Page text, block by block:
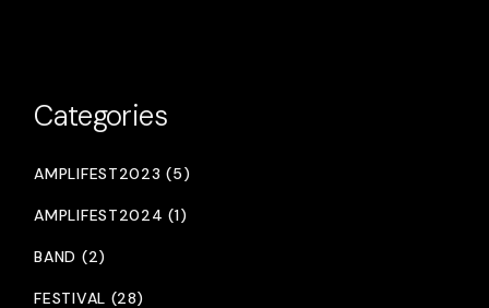
Categories
AMPLIFEST2023 (5)
AMPLIFEST2024 (1)
BAND (2)
FESTIVAL (28)